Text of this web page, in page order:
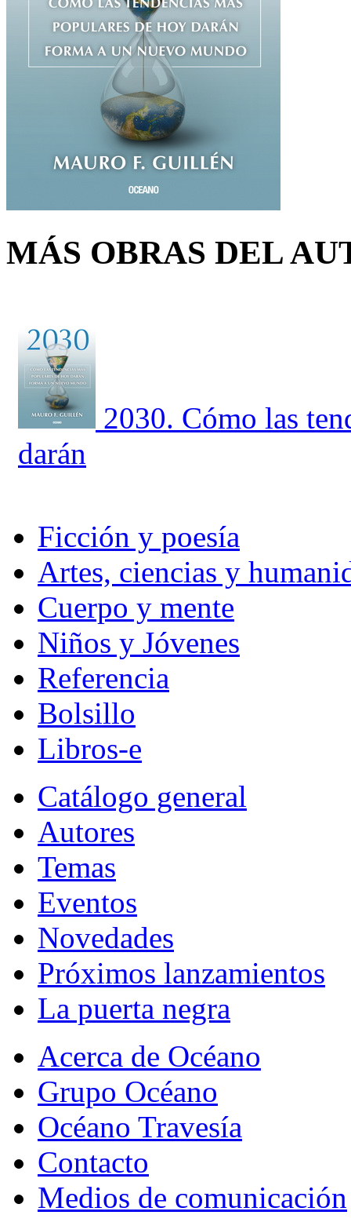
MÁS OBRAS DEL
2030. Cómo las
darán
Ficción y poesía
Artes, ciencias y
Cuerpo y mente
Niños y Jóvenes
Referencia
Bolsillo
Libros-e
Catálogo general
Autores
Temas
Eventos
Novedades
Próximos lanzamientos
La puerta negra
Acerca de Océano
Grupo Océano
Océano Travesía
Contacto
Medios de comunicación